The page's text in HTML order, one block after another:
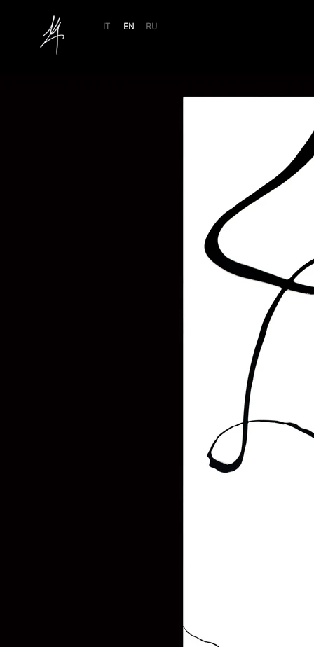
IT EN RU